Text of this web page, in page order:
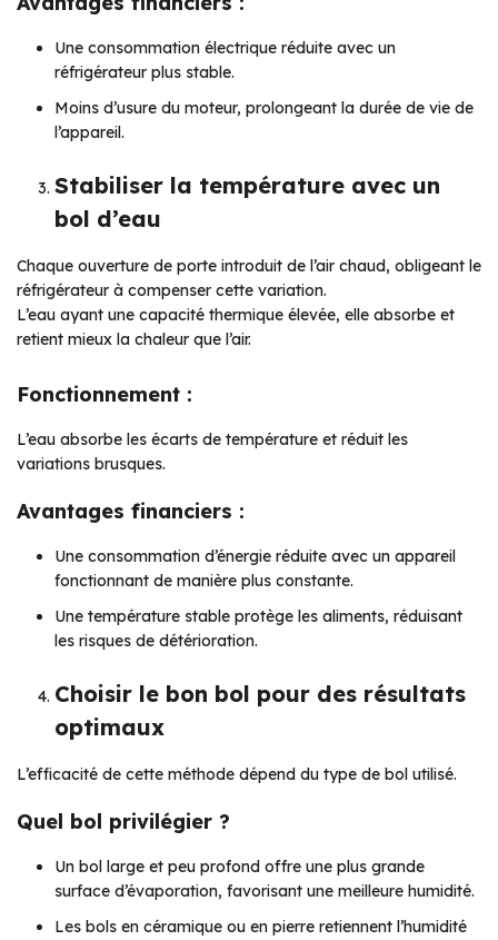
Une consommation électrique réduite avec un
réfrigérateur plus stable.
Moins d’usure du moteur, prolongeant la durée de vie de
l’appareil.
Stabiliser la température avec un
bol d’eau
Chaque ouverture de porte introduit de l’air chaud, obligeant le
réfrigérateur à compenser cette variation.
L’eau ayant une capacité thermique élevée, elle absorbe et
retient mieux la chaleur que l’air.
Fonctionnement :
L’eau absorbe les écarts de température et réduit les
variations brusques.
Avantages financiers :
Une consommation d’énergie réduite avec un appareil
fonctionnant de manière plus constante.
Une température stable protège les aliments, réduisant
les risques de détérioration.
Choisir le bon bol pour des résultats
optimaux
L’efficacité de cette méthode dépend du type de bol utilisé.
Quel bol privilégier ?
Un bol large et peu profond offre une plus grande
surface d’évaporation, favorisant une meilleure humidité.
Les bols en céramique ou en pierre retiennent l’humidité